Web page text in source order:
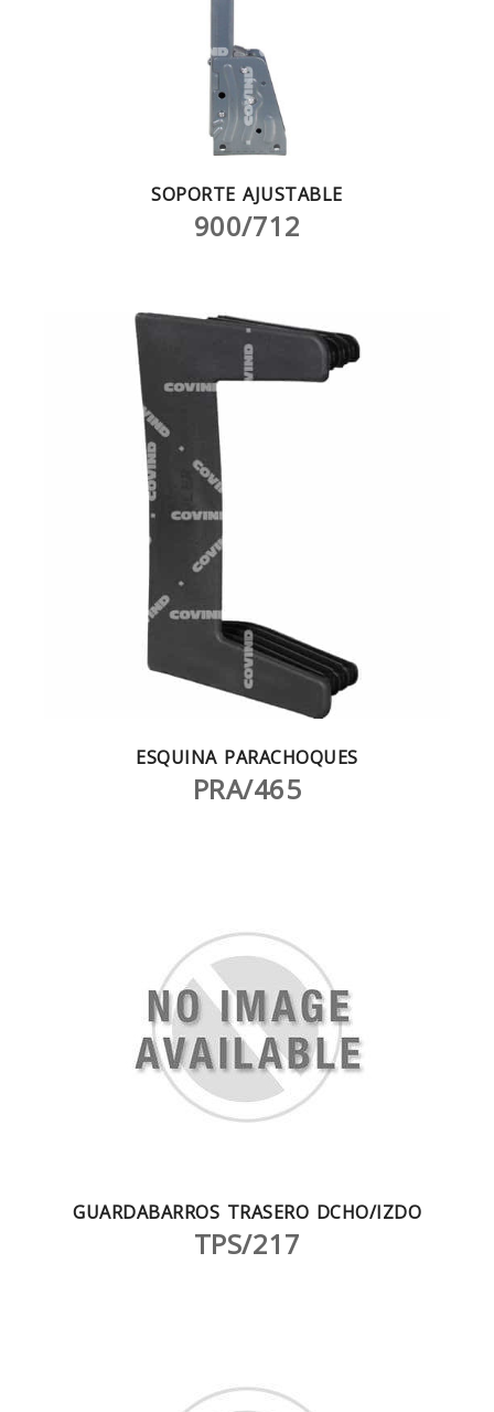
SOPORTE AJUSTABLE
900/712
ESQUINA PARACHOQUES
PRA/465
GUARDABARROS TRASERO DCHO/IZDO
TPS/217